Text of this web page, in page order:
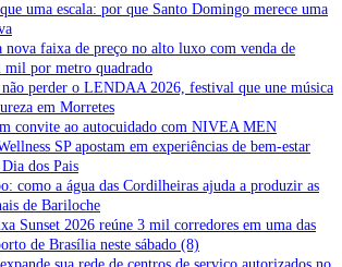
uma escala: por que Santo Domingo merece uma
nova faixa de preço no alto luxo com venda de
mil por metro quadrado
perder o LENDAA 2026, festival que une música
em Morretes
convite ao autocuidado com NIVEA MEN
SP apostam em experiências de bem-estar
dos Pais
como a água das Cordilheiras ajuda a produzir as
de Bariloche
Sunset 2026 reúne 3 mil corredores em uma das
de Brasília neste sábado (8)